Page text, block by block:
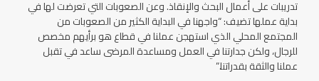
تدريبات على أعمال البحث والإنقاذ. وعن الصعوبات التي تعرضت لها في
بداية عملها تضيف: “واجهنا في البداية الكثير من الصعوبات من
المجتمع المحلي الذي استهجن عملنا في قطاع هو برأيهم مخصص
للرجال، ولكن جدارتنا في العمل ومساعدة المرضى ساعد في تقبل
عملنا والثقة بقدراتنا.”